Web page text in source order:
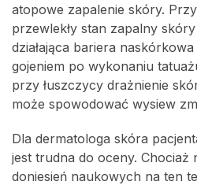
atopowe zapalenie skóry.
przewlekły stan zapalny
działająca bariera
gojeniem po wykonaniu
przy łuszczycy drażnienie
może spowodować wysiew
Dla dermatologa skóra
jest trudna do oceny. Chociaż
doniesień naukowych na ten